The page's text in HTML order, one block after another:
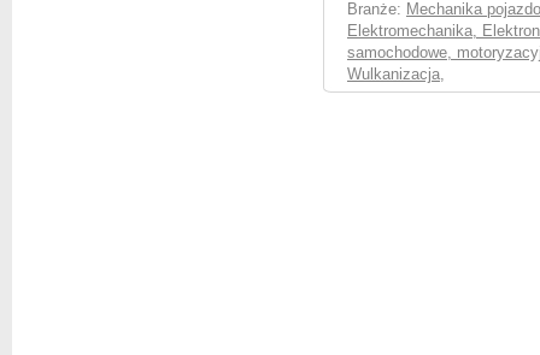
Branże: Mechanika
Elektromechanika,
samochodowe,
Wulkanizacja,